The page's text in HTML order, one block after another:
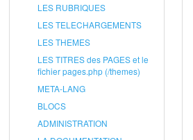
LES RUBRIQUES
LES TELECHARGEMENTS
LES THEMES
LES TITRES des PAGES et le
fichier pages.php (/themes)
META-LANG
BLOCS
ADMINISTRATION